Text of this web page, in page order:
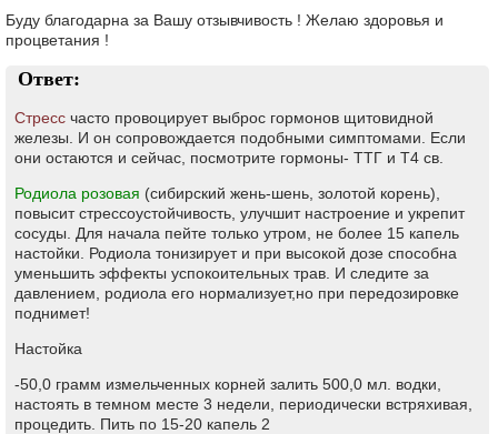
Буду благодарна за Вашу отзывчивость ! Желаю здоровья и
процветания !
Ответ:
Стресс часто провоцирует выброс гормонов щитовидной
железы. И он сопровождается подобными симптомами. Если
они остаются и сейчас, посмотрите гормоны- ТТГ и Т4 св.
Родиола розовая (сибирский жень-шень, золотой корень),
повысит стрессоустойчивость, улучшит настроение и укрепит
сосуды. Для начала пейте только утром, не более 15 капель
настойки. Родиола тонизирует и при высокой дозе способна
уменьшить эффекты успокоительных трав. И следите за
давлением, родиола его нормализует,но при передозировке
поднимет!
Настойка
-50,0 грамм измельченных корней залить 500,0 мл. водки,
настоять в темном месте 3 недели, периодически встряхивая,
процедить. Пить по 15-20 капель 2